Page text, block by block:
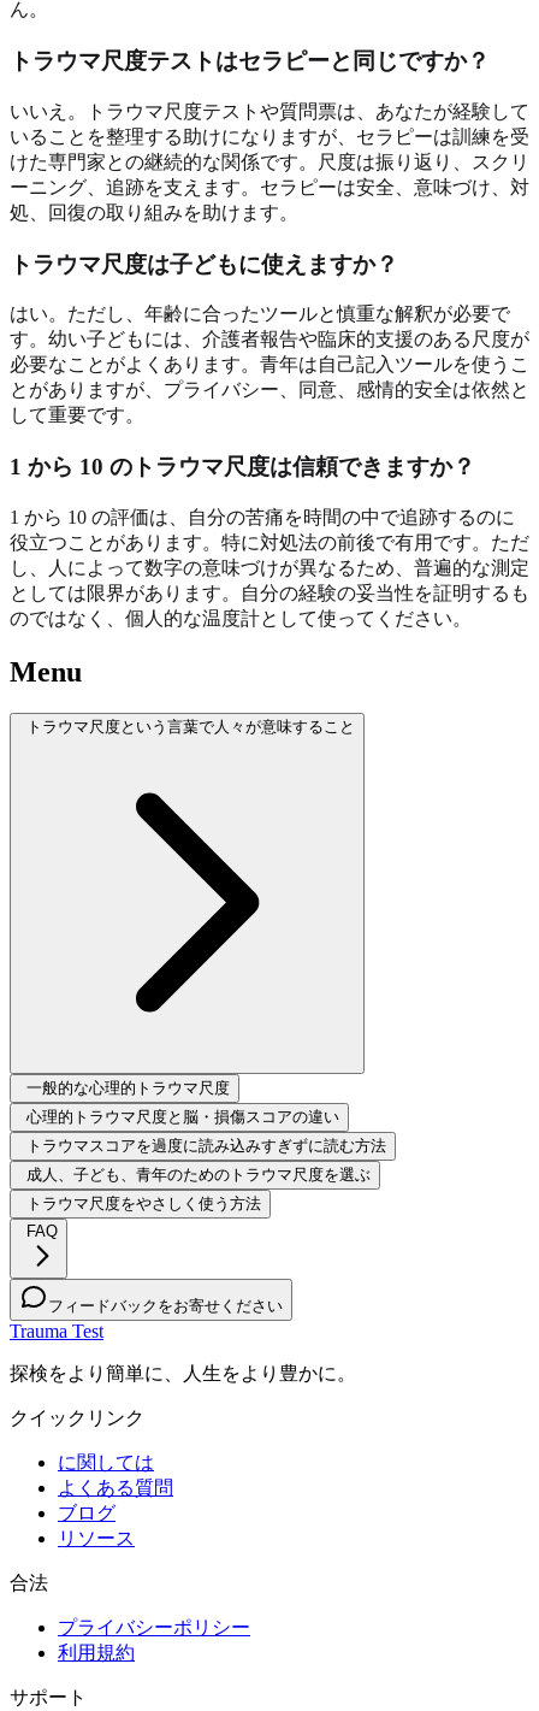
ん。
トラウマ尺度テストはセラピーと同じですか？
いいえ。トラウマ尺度テストや質問票は、あなたが経験して
いることを整理する助けになりますが、セラピーは訓練を受
けた専門家との継続的な関係です。尺度は振り返り、スクリ
ーニング、追跡を支えます。セラピーは安全、意味づけ、対
処、回復の取り組みを助けます。
トラウマ尺度は子どもに使えますか？
はい。ただし、年齢に合ったツールと慎重な解釈が必要で
す。幼い子どもには、介護者報告や臨床的支援のある尺度が
必要なことがよくあります。青年は自己記入ツールを使うこ
とがありますが、プライバシー、同意、感情的安全は依然と
して重要です。
1 から 10 のトラウマ尺度は信頼できますか？
1 から 10 の評価は、自分の苦痛を時間の中で追跡するのに
役立つことがあります。特に対処法の前後で有用です。ただ
し、人によって数字の意味づけが異なるため、普遍的な測定
としては限界があります。自分の経験の妥当性を証明するも
のではなく、個人的な温度計として使ってください。
Menu
トラウマ尺度という言葉で人々が意味すること
一般的な心理的トラウマ尺度
心理的トラウマ尺度と脳・損傷スコアの違い
トラウマスコアを過度に読み込みすぎずに読む方法
成人、子ども、青年のためのトラウマ尺度を選ぶ
トラウマ尺度をやさしく使う方法
FAQ
フィードバックをお寄せください
Trauma Test
探検をより簡単に、人生をより豊かに。
クイックリンク
に関しては
よくある質問
ブログ
リソース
合法
プライバシーポリシー
利用規約
サポート